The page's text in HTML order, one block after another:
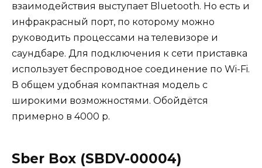
взаимодействия выступает Bluetooth. Но есть и
инфракрасный порт, по которому можно
руководить процессами на телевизоре и
саундбаре. Для подключения к сети приставка
использует беспроводное соединение по Wi-Fi.
В общем удобная компактная модель с
широкими возможностями. Обойдётся
примерно в 4000 р.
Sber Box (SBDV-00004)